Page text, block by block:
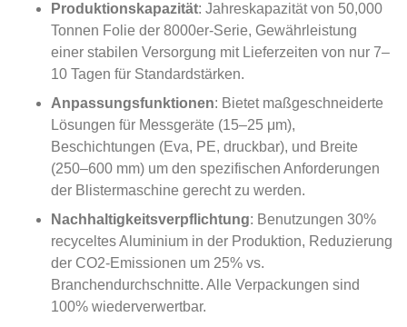
Produktionskapazität: Jahreskapazität von 50,000
Tonnen Folie der 8000er-Serie, Gewährleistung
einer stabilen Versorgung mit Lieferzeiten von nur 7–
10 Tagen für Standardstärken.
Anpassungsfunktionen: Bietet maßgeschneiderte
Lösungen für Messgeräte (15–25 μm),
Beschichtungen (Eva, PE, druckbar), und Breite
(250–600 mm) um den spezifischen Anforderungen
der Blistermaschine gerecht zu werden.
Nachhaltigkeitsverpflichtung: Benutzungen 30%
recyceltes Aluminium in der Produktion, Reduzierung
der CO2-Emissionen um 25% vs.
Branchendurchschnitte. Alle Verpackungen sind
100% wiederverwertbar.